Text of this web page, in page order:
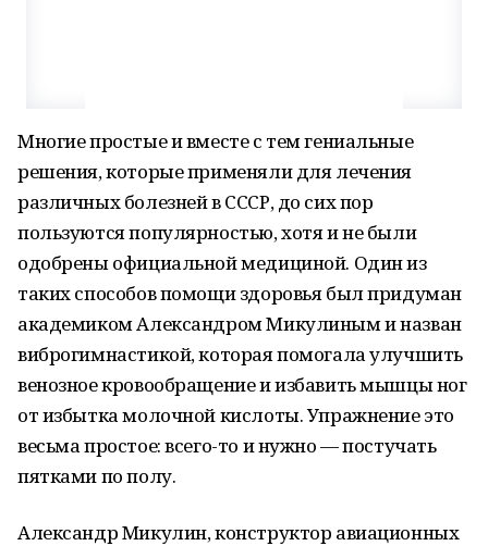
Многие простые и вместе с тем гениальные
решения, которые применяли для лечения
различных болезней в СССР, до сих пор
пользуются популярностью, хотя и не были
одобрены официальной медициной. Один из
таких способов помощи здоровья был придуман
академиком Александром Микулиным и назван
виброгимнастикой, которая помогала улучшить
венозное кровообращение и избавить мышцы ног
от избытка молочной кислоты. Упражнение это
весьма простое: всего-то и нужно — постучать
пятками по полу.
Александр Микулин, конструктор авиационных